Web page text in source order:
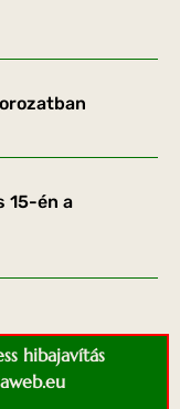
15-én a
hibajavítás